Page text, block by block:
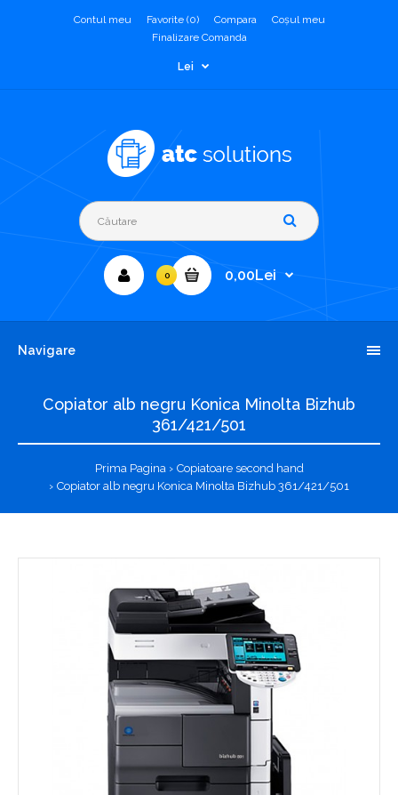
Contul meu Favorite (0) Compara
Coşul meu
Finalizare Comanda
Lei
0 0,00Lei
Navigare
Copiator alb negru Konica Minolta Bizhub
361/421/501
Prima Pagina
Copiatoare second hand
Copiator alb negru Konica Minolta Bizhub 361/421/501